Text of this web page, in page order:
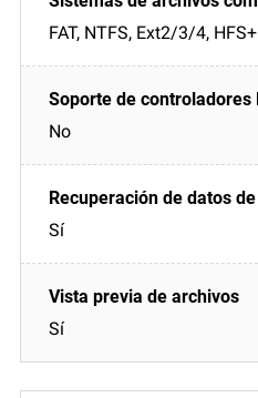
FAT, NTFS, Ext2/3/4, HFS+
No
Sí
Sí